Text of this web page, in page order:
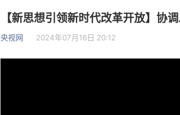
【新思想引领新时代改革开放】协
央视网 2024年07月16日 20:12